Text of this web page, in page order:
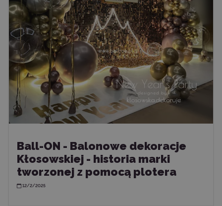
Ball-ON - Balonowe dekoracje
Kłosowskiej - historia marki
tworzonej z pomocą plotera
12/2/2025